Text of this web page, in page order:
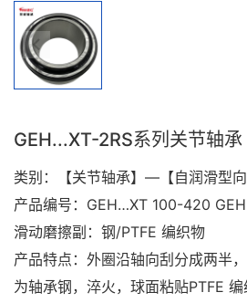
GEH...XT-2RS系列关节轴承
类别：【关节轴承】—【自润滑型向
产品编号：GEH…XT 100-420
滑动磨擦副：钢/PTFE 编织物
产品特点：外圈沿轴向刮分成两半
为轴承钢，淬火，球面粘贴PTFE